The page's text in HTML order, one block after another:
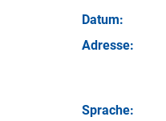
Datum:
Adresse:
Sprache: